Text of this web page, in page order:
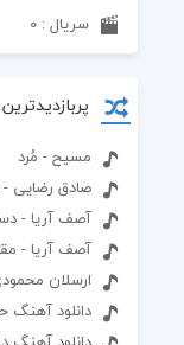
سریال : 0
مسیح - مُرد
صادق رضایی
آصف آریا -
آصف آریا -
ارسلان
دانلود آهنگ